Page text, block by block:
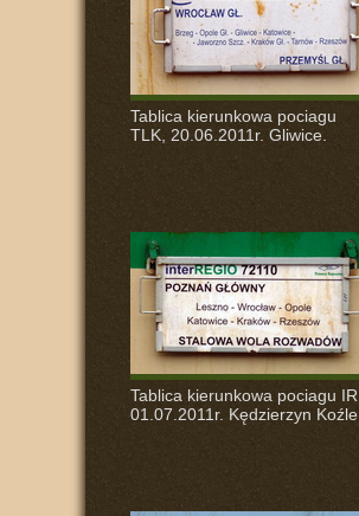
Tablica kierunkowa pociagu
TLK, 20.06.2011r. Gliwice.
Tablica kierunkowa pociagu IR,
01.07.2011r. Kędzierzyn Koźle.